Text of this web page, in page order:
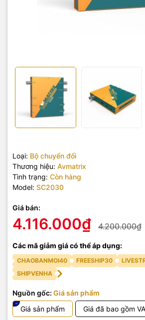
Loại: Bộ chuyển đổi
Thương hiệu: Avmatrix
Tình trạng: Còn hàng
Model: SC2030
Giá bán:
4.116.000₫ 4.200.000₫
Các mã giảm giá có thể áp dụng:
CHAOBANMOI40 FREESHIP30
SHIPVENHA
Nguồn gốc: Giá sản phẩm
Giá sản phẩm
Giá đã bao gồm